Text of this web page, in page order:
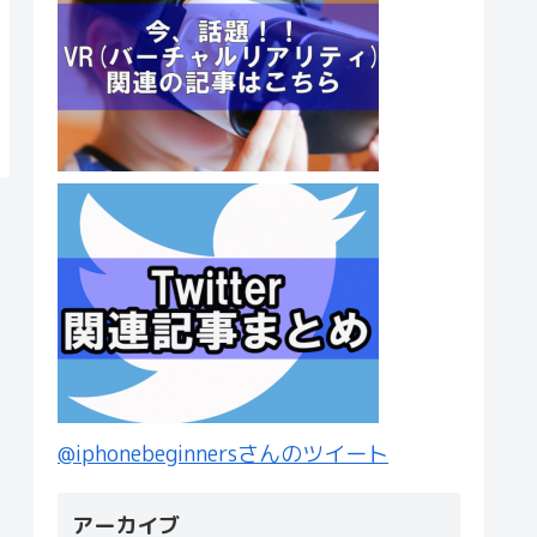
@iphonebeginnersさんのツイート
アーカイブ